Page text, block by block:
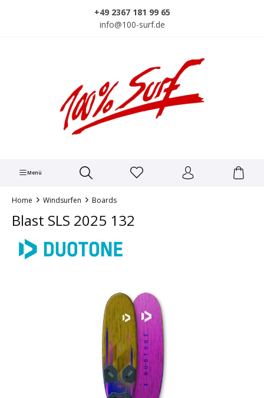
+49 2367 181 99 65
info@100-surf.de
Menü
Home Windsurfen Boards
Blast SLS 2025 132
Bildergalerie überspringen